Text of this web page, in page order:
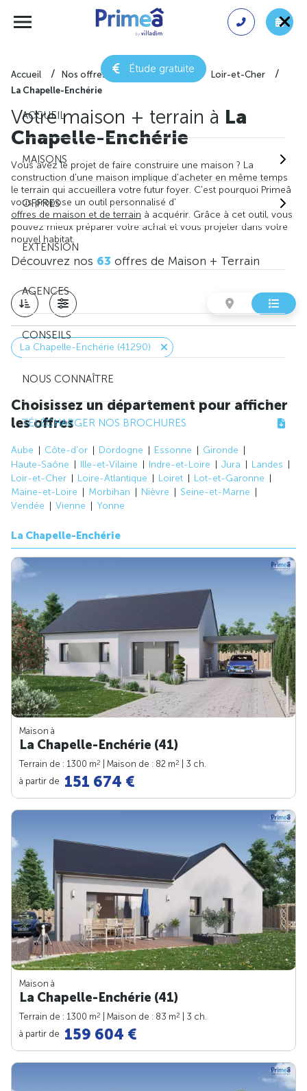
Étude gratuite
ACCUEIL
MAISONS
OFFRES
EXTENSION
AGENCES
CONSEILS
NOUS CONNAÎTRE
TÉLÉCHARGER NOS BROCHURES
Accueil Nos offres de maison + terrain
Loir-et-Cher
La Chapelle-Enchérie
Votre maison + terrain à La
Chapelle-Enchérie
Vous avez le projet de faire construire une maison ? La
construction d'une maison implique d'acheter en même temps
le terrain qui accueillera votre futur foyer. C'est pourquoi Primeâ
vous propose un outil personnalisé d'
offres de maison et de terrain à acquérir. Grâce à cet outil, vous
pouvez mieux préparer votre achat et vous projeter dans votre
nouvel habitat.
Découvrez nos 63 offres de Maison + Terrain
La Chapelle-Enchérie (41290)
Choisissez un département pour afficher
les offres
Aube Côte-d'or Dordogne Essonne
Gironde
Haute-Saône
Ille-et-Vilaine Indre-et-Loire Jura
Landes
Loir-et-Cher
Loire-Atlantique Loiret
Lot-et-Garonne
Maine-et-Loire
Morbihan Nièvre
Seine-et-Marne
Vendée
Vienne Yonne
La Chapelle-Enchérie
Maison à
La Chapelle-Enchérie (41)
Terrain de : 1300 m2 | Maison de : 82 m2
| 3 ch.
à partir de 151 674 €
Maison à
La Chapelle-Enchérie (41)
Terrain de : 1300 m2 | Maison de : 83 m2
| 3 ch.
à partir de 159 604 €